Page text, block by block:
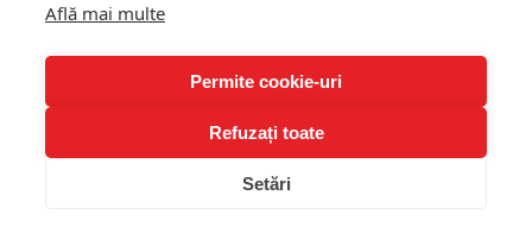
Află mai multe
Permite cookie-uri
Refuzați toate
Setări
Plăți online sigure
© 2026 TTR REAL ESTATE DEVELOPMENT & PROMOTION